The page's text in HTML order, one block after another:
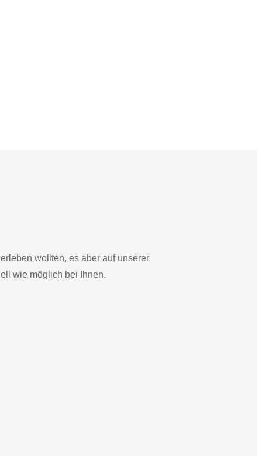
wollten, es aber auf unserer
wie möglich bei Ihnen.